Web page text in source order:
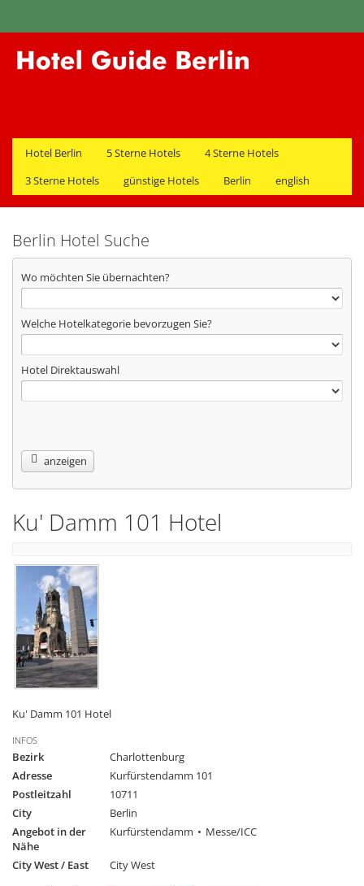
Hotel Berlin 5 Sterne Hotels
4 Sterne Hotels
3 Sterne Hotels
günstige Hotels Berlin english
Berlin Hotel Suche
Wo möchten Sie übernachten?
Welche Hotelkategorie bevorzugen Sie?
Hotel Direktauswahl
anzeigen
Ku' Damm 101 Hotel
Ku' Damm 101 Hotel
INFOS
Bezirk
Charlottenburg
Adresse
Kurfürstendamm 101
Postleitzahl
10711
City
Berlin
Angebot in der
Nähe
Kurfürstendamm Messe/ICC
City West / East
City West